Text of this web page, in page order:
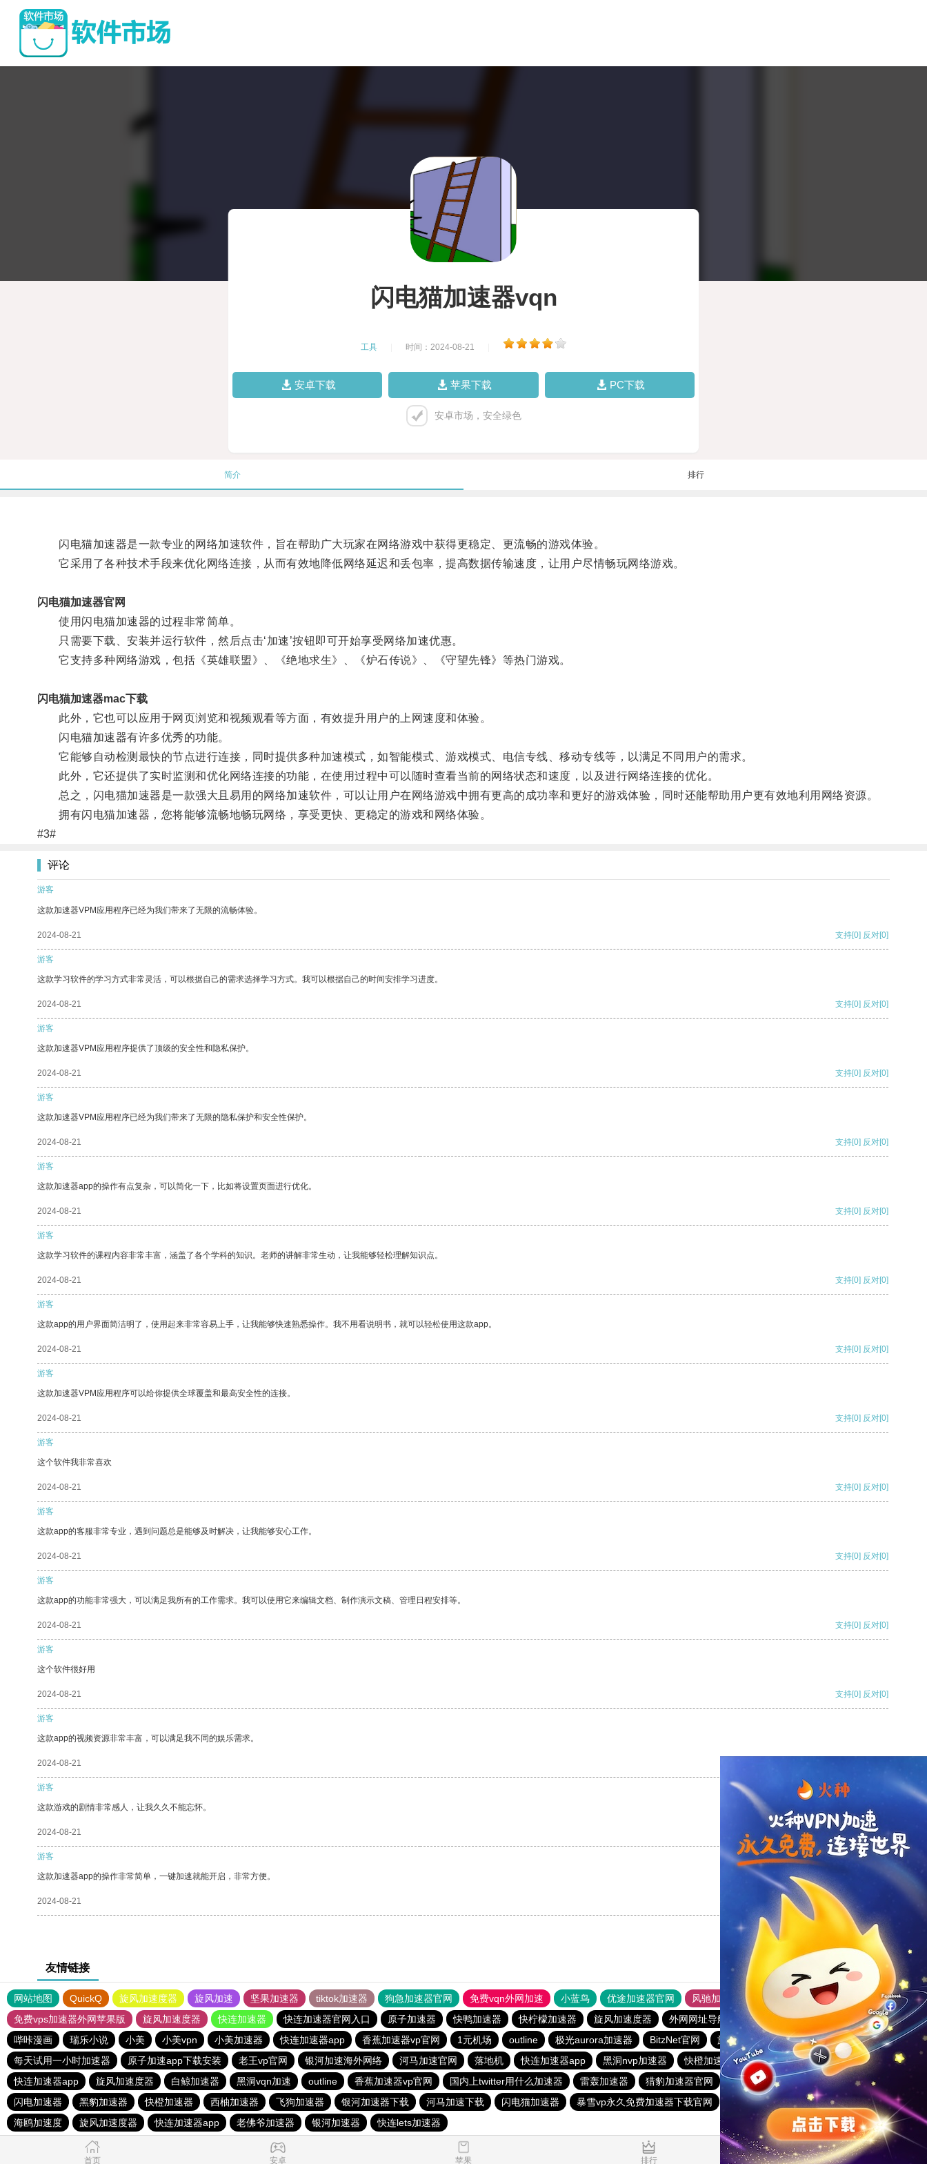
闪电猫加速器vqn
工具 时间：2024-08-21
安卓下载 苹果下载 PC下载
安卓市场，安全绿色
简介 排行
闪电猫加速器是一款专业的网络加速软件，旨在帮助广大玩家在网络游戏中获得更稳定、更流畅的游戏体验。
它采用了各种技术手段来优化网络连接，从而有效地降低网络延迟和丢包率，提高数据传输速度，让用户尽情畅玩网络游戏。
闪电猫加速器官网
使用闪电猫加速器的过程非常简单。
只需要下载、安装并运行软件，然后点击‘加速’按钮即可开始享受网络加速优惠。
它支持多种网络游戏，包括《英雄联盟》、《绝地求生》、《炉石传说》、《守望先锋》等热门游戏。
闪电猫加速器mac下载
此外，它也可以应用于网页浏览和视频观看等方面，有效提升用户的上网速度和体验。
闪电猫加速器有许多优秀的功能。
它能够自动检测最快的节点进行连接，同时提供多种加速模式，如智能模式、游戏模式、电信专线、移动专线等，以满足不同用户的需求。
此外，它还提供了实时监测和优化网络连接的功能，在使用过程中可以随时查看当前的网络状态和速度，以及进行网络连接的优化。
总之，闪电猫加速器是一款强大且易用的网络加速软件，可以让用户在网络游戏中拥有更高的成功率和更好的游戏体验，同时还能帮助用户更有效地利用网络资源。
拥有闪电猫加速器，您将能够流畅地畅玩网络，享受更快、更稳定的游戏和网络体验。
#3#
评论
游客
这款加速器VPM应用程序已经为我们带来了无限的流畅体验。
2024-08-21 支持[0] 反对[0]
游客
这款学习软件的学习方式非常灵活，可以根据自己的需求选择学习方式。我可以根据自己的时间安排学习进度。
2024-08-21 支持[0] 反对[0]
游客
这款加速器VPM应用程序提供了顶级的安全性和隐私保护。
2024-08-21 支持[0] 反对[0]
游客
这款加速器VPM应用程序已经为我们带来了无限的隐私保护和安全性保护。
2024-08-21 支持[0] 反对[0]
游客
这款加速器app的操作有点复杂，可以简化一下，比如将设置页面进行优化。
2024-08-21 支持[0] 反对[0]
游客
这款学习软件的课程内容非常丰富，涵盖了各个学科的知识。老师的讲解非常生动，让我能够轻松理解知识点。
2024-08-21 支持[0] 反对[0]
游客
这款app的用户界面简洁明了，使用起来非常容易上手，让我能够快速熟悉操作。我不用看说明书，就可以轻松使用这款app。
2024-08-21 支持[0] 反对[0]
游客
这款加速器VPM应用程序可以给你提供全球覆盖和最高安全性的连接。
2024-08-21 支持[0] 反对[0]
游客
这个软件我非常喜欢
2024-08-21 支持[0] 反对[0]
游客
这款app的客服非常专业，遇到问题总是能够及时解决，让我能够安心工作。
2024-08-21 支持[0] 反对[0]
游客
这款app的功能非常强大，可以满足我所有的工作需求。我可以使用它来编辑文档、制作演示文稿、管理日程安排等。
2024-08-21 支持[0] 反对[0]
游客
这个软件很好用
2024-08-21 支持[0] 反对[0]
游客
这款app的视频资源非常丰富，可以满足我不同的娱乐需求。
2024-08-21
游客
这款游戏的剧情非常感人，让我久久不能忘怀。
2024-08-21 支持 [0] 反对 [0]
游客
这款加速器app的操作非常简单，一键加速就能开启，非常方便。
2024-08-21 支持
友情链接
网站地图 QuickQ 旋风加速度器 旋风加速 坚果加速器 tiktok加速器 狗急加速器官网 免费vqn外网加速 小蓝鸟 优途加速器官网 风驰加速器
旋风加速器
免费vps加速器外网苹果版
旋风加速度器 快连加速器 快连加速器官网入口 原子加速器 快鸭加速器 快柠檬加速器 旋风加速度器 外网网址导航 软件中心 雷霆加速
狂飙加速器
哔咔漫画
瑞乐小说 小美 小美vpn 小美加速器 快连加速器app 香蕉加速器vp官网 1元机场 outline 极光aurora加速器 BitzNet官网 旋风加速度器
黑洞加速噐
每天试用一小时加速器
原子加速app下载安装 老王vp官网 银河加速海外网络 河马加速官网 落地机 快连加速器app 黑洞nvp加速器 快橙加速器 outline
雷霆加器速
快连加速器app
旋风加速度器 白鲸加速器 黑洞vqn加速 outline 香蕉加速器vp官网 国内上twitter用什么加速器 雷轰加速器 猎豹加速器官网 快鸭 快鸭vp加速器
加速器旋风
闪电加速器
黑豹加速器 快橙加速器 西柚加速器 飞狗加速器 银河加速器下载 河马加速下载 闪电猫加速器 暴雪vp永久免费加速器下载官网 免费vqn加速软件
盘古加速器官网
海鸥加速度
旋风加速度器 快连加速器app 老佛爷加速器 银河加速器 快连lets加速器
首页 安卓 苹果 排行 推荐